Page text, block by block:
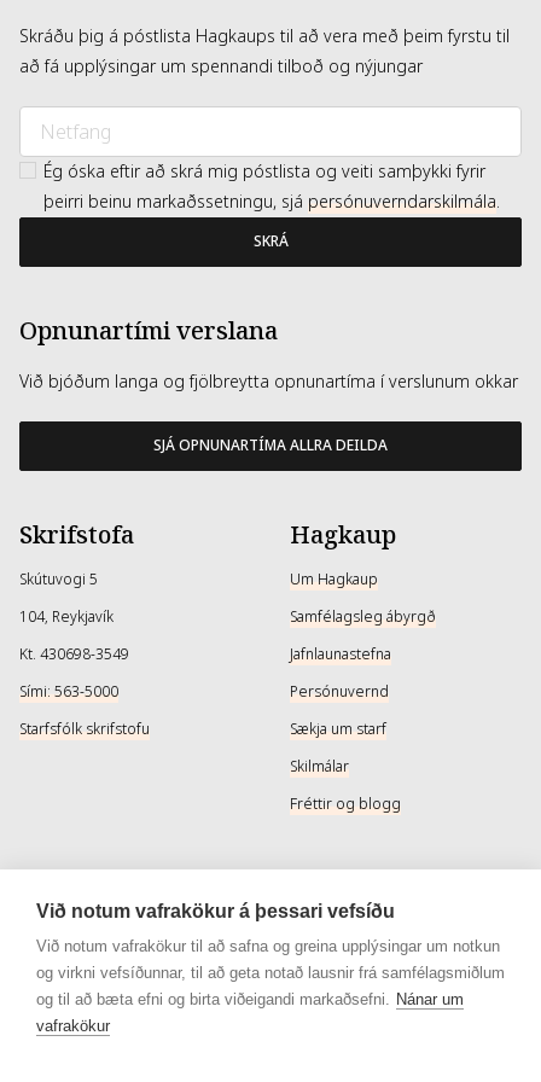
Skráðu þig á póstlista Hagkaups til að vera með þeim fyrstu til
að fá upplýsingar um spennandi tilboð og nýjungar
Ég óska eftir að skrá mig póstlista og veiti samþykki fyrir
þeirri beinu markaðssetningu, sjá persónuverndarskilmála.
SKRÁ
Opnunartími verslana
Við bjóðum langa og fjölbreytta opnunartíma í verslunum okkar
SJÁ OPNUNARTÍMA ALLRA DEILDA
Skrifstofa
Skútuvogi 5
104, Reykjavík
Kt. 430698-3549
Sími: 563-5000
Starfsfólk skrifstofu
Hagkaup
Um Hagkaup
Samfélagsleg ábyrgð
Jafnlaunastefna
Persónuvernd
Sækja um starf
Skilmálar
Fréttir og blogg
Þjónusta
Afhendingarmöguleikar
Skilareglur
Algengar spurningar
Samfélagsmiðlar
Instagram
Instagram - Snyrtivara
Við notum vafrakökur á þessari vefsíðu
Við notum vafrakökur til að safna og greina upplýsingar um notkun
og virkni vefsíðunnar, til að geta notað lausnir frá samfélagsmiðlum
og til að bæta efni og birta viðeigandi markaðsefni. Nánar um
vafrakökur